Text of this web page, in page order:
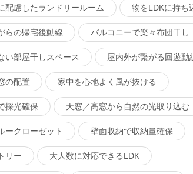
配慮したランドリールーム 物をLDKに持ち
らの帰宅後動線 バルコニーで楽々布団干し
い部屋干しスペース 屋内外が繋がる回遊動
の配置 家中を心地よく風が抜ける
採光確保 天窓／高窓から自然の光取り込む
ークローゼット 壁面収納で収納量確保
リー 大人数に対応できるLDK